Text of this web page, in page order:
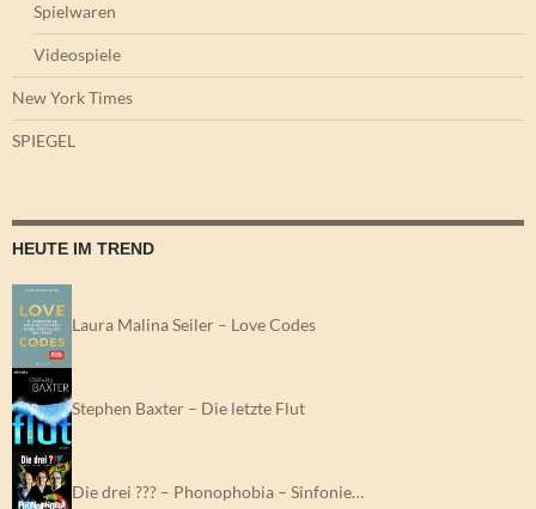
Spielwaren
Videospiele
New York Times
SPIEGEL
HEUTE IM TREND
Laura Malina Seiler – Love Codes
Stephen Baxter – Die letzte Flut
Die drei ??? – Phonophobia – Sinfonie…